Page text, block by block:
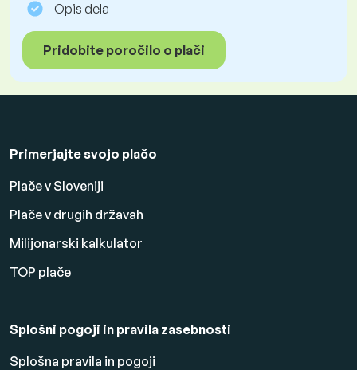
Opis dela
Pridobite poročilo o plači
Primerjajte svojo plačo
Plače v Sloveniji
Plače v drugih državah
Milijonarski kalkulator
TOP plače
Splošni pogoji in pravila zasebnosti
Splošna pravila in pogoji